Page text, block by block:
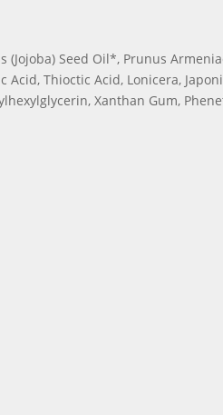
(Jojoba) Seed Oil*, Prunus
Thioctic Acid, Lonicera,
Xanthan Gum,